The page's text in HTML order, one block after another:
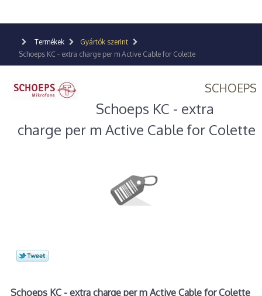
Termékek
Gyártók szerint
Schoeps KC - extra charge per m Active Cable for Colette
SCHOEPS
Schoeps KC - extra
charge per m Active Cable for Colette
Schoeps KC - extra charge per m Active Cable for Colette